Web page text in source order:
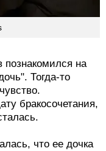
на
Тогда-то
бракосочетания,
что ее дочка